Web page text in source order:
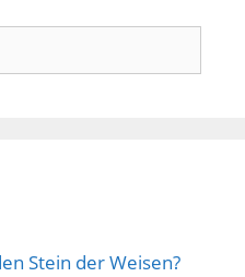
Stein der Weisen?